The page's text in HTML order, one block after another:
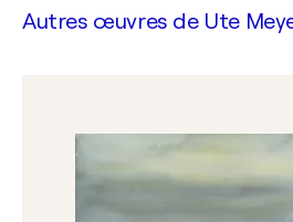
Autres œuvres de Ute